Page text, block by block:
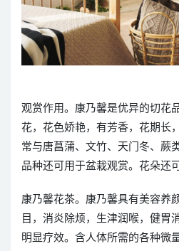
观赏作用。康乃馨是优异的切花
花，花色娇艳，有芳香，花期长
常与唐菖蒲、文竹、天门冬、蕨
品种还可用于盆栽观赏。花朵还
康乃馨花茶。康乃馨具有美容养
目，消炎除烦，生津润喉，健胃
明显疗效。含人体所需的各种微